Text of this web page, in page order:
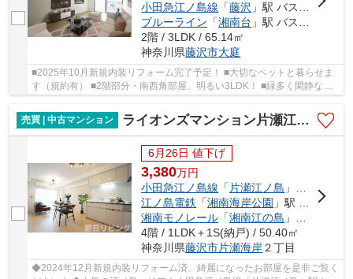
小田急江ノ島線 「藤沢 」駅 バス22分 「舟地蔵」 停歩5分
ブルーライン 「湘南台 」駅 バス24分 「舟地蔵」 停歩5分
2階 / 3LDK / 65.14㎡
神奈川県藤沢市大庭
■2025年10月新規内装リフォーム完了予定！ ■大切なペットと暮らせま
す（規約有） ■2階部分・南西角部屋、明るい3LDK！ ■緑多く閑静な住
売買 | 中古マンション
ライオンズマンション片瀬江ノ島第2
6月26日 値下げ
3,380万円
小田急江ノ島線 「 片瀬江ノ島 」駅 徒歩4分
江ノ島電鉄 「湘南海岸公園 」駅 徒歩11分
湘南モノレール 「湘南江の島 」駅 徒歩13分
4階 / 1LDK＋1S(納戸) / 50.40㎡
神奈川県藤沢市片瀬海岸２丁目
◆2024年12月新規内装リフォーム済、綺麗になったお部屋を是非ご覧く